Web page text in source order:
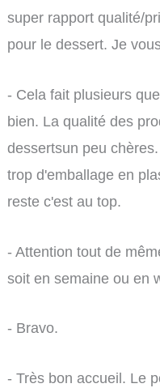
super rapport qualité/
pour le dessert. Je
- Cela fait plusieurs
bien. La qualité des
dessertsun peu
trop d'emballage en
reste c'est au top.
- Attention tout de
soit en semaine ou en
- Bravo.
- Très bon accueil. Le